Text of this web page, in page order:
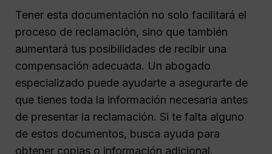
Tener esta documentación no solo facilitará el
proceso de reclamación, sino que también
aumentará tus posibilidades de recibir una
compensación adecuada. Un abogado
especializado puede ayudarte a asegurarte de
que tienes toda la información necesaria antes
de presentar la reclamación. Si te falta alguno
de estos documentos, busca ayuda para
obtener copias o información adicional.